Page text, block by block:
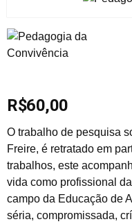
R$60,00
O trabalho de pesquisa
Freire, é retratado em
trabalhos, este
vida como profissional
campo da Educação de
séria, compromissada,